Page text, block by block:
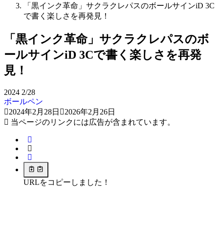
「黒インク革命」サクラクレパスのボールサインiD 3C
で書く楽しさを再発見！
「黒インク革命」サクラクレパスのボ
ールサインiD 3Cで書く楽しさを再発
見！
2024 2/28
ボールペン
2024年2月28日
2026年2月26日
当ページのリンクには広告が含まれています。
URLをコピーしました！